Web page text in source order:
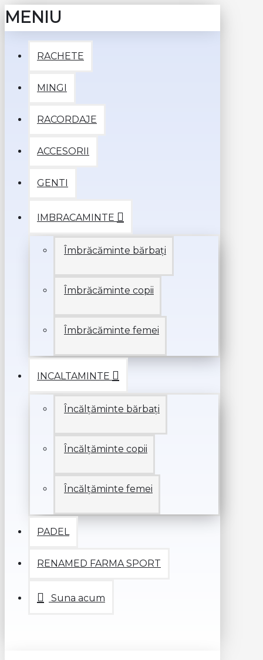
MENIU
RACHETE
MINGI
RACORDAJE
ACCESORII
GENTI
IMBRACAMINTE
Îmbrăcăminte bărbați
Îmbrăcăminte copii
Îmbrăcăminte femei
INCALTAMINTE
Încălțăminte bărbați
Încălțăminte copii
Încălțăminte femei
PADEL
RENAMED FARMA SPORT
Suna acum